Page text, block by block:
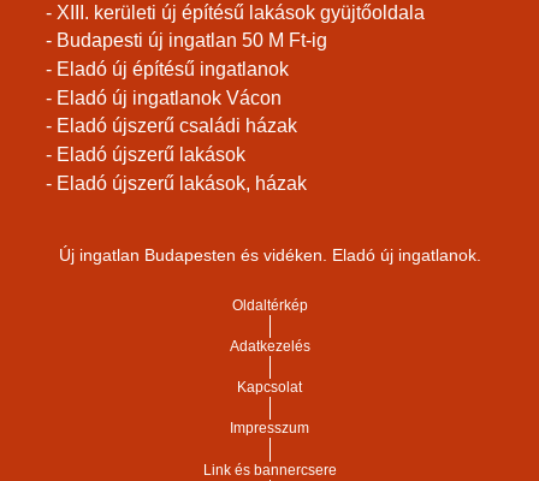
- XIII. kerületi új építésű lakások gyüjtőoldala
- Budapesti új ingatlan 50 M Ft-ig
- Eladó új építésű ingatlanok
- Eladó új ingatlanok Vácon
- Eladó újszerű családi házak
- Eladó újszerű lakások
- Eladó újszerű lakások, házak
Új ingatlan Budapesten és vidéken. Eladó új ingatlanok.
Oldaltérkép
Adatkezelés
Kapcsolat
Impresszum
Link és bannercsere